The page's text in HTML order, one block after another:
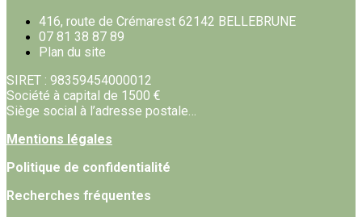
416, route de Crémarest 62142 BELLEBRUNE
07 81 38 87 89
Plan du site
SIRET : 98359454000012
Société à capital de 1500 €
Siège social à l’adresse postale…
Mentions légales
Politique de confidentialité
Recherches fréquentes